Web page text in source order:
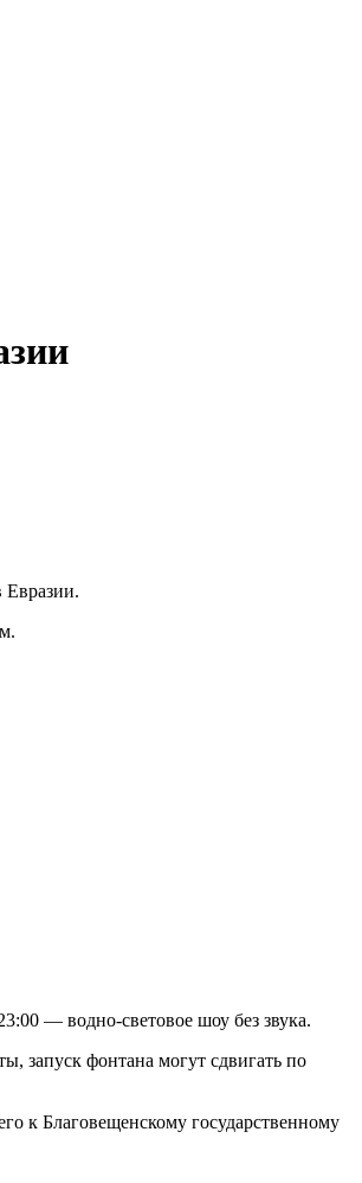
— водно-световое шоу без звука.
запуск фонтана могут сдвигать по
к Благовещенскому государственному